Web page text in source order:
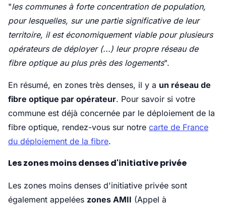
"les communes à forte concentration de population,
pour lesquelles, sur une partie significative de leur
territoire, il est économiquement viable pour plusieurs
opérateurs de déployer (...) leur propre réseau de
fibre optique au plus près des logements".
En résumé, en zones très denses, il y a un réseau de
fibre optique par opérateur. Pour savoir si votre
commune est déjà concernée par le déploiement de la
fibre optique, rendez-vous sur notre carte de France
du déploiement de la fibre.
Les zones moins denses d'initiative privée
Les zones moins denses d'initiative privée sont
également appelées zones AMII (Appel à